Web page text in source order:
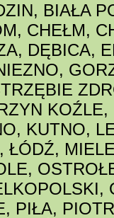
, BIAŁA
, CHEŁM,
, DĘBICA,
,
KOŹLE,
, KUTNO,
, ŁÓDŹ,
,
,
, PIŁA,